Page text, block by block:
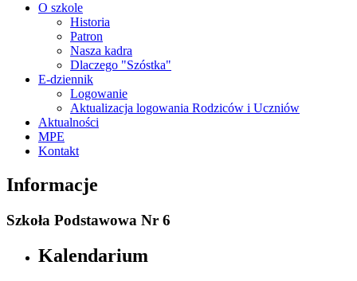
O szkole
Historia
Patron
Nasza kadra
Dlaczego "Szóstka"
E-dziennik
Logowanie
Aktualizacja logowania Rodziców i Uczniów
Aktualności
MPE
Kontakt
Informacje
Szkoła Podstawowa Nr 6
Kalendarium